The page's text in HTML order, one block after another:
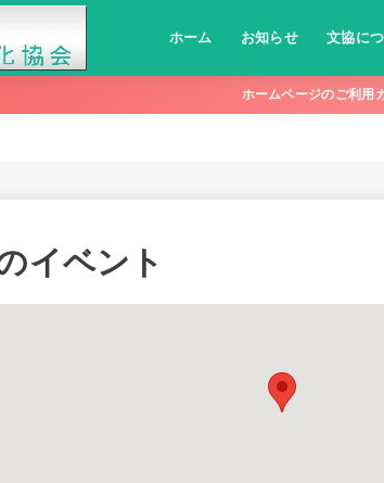
ホーム お知らせ 文協に
ホームページのご利用
イベント